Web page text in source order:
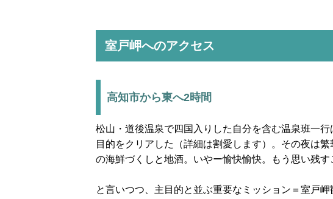
室戸岬へのアクセス
高知市から東へ2時間
松山・道後温泉で四国入りした自分を含む温泉班一
目的をクリアした（詳細は割愛します）。その夜は
の海鮮づくしと地酒。いやー愉快愉快。もう思い残す
と言いつつ、主目的と並ぶ重要なミッション＝室戸